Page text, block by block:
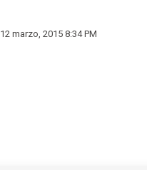
12 marzo, 2015 8:34 PM